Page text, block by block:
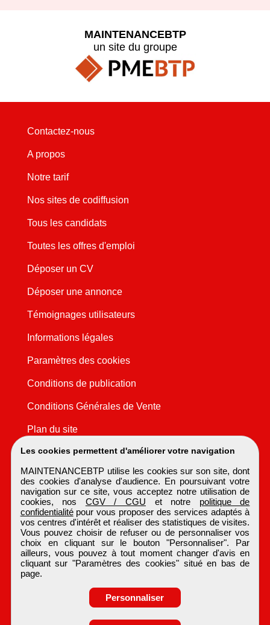
Les cookies permettent d'améliorer votre navigation
MAINTENANCEBTP utilise les cookies sur son site, dont
des cookies d'analyse d'audience. En poursuivant votre
navigation sur ce site, vous acceptez notre utilisation de
cookies, nos CGV / CGU et notre politique de
confidentialitépour vous proposer des services adaptés à
vos centres d'intérêt et réaliser des statistiques de visites.
Vous pouvez choisir de refuser ou de personnaliser vos
choix en cliquant sur le bouton "Personnaliser". Par
ailleurs, vous pouvez à tout moment changer d'avis en
cliquant sur "Paramètres des cookies" situé en bas de
page.
Personnaliser
MAINTENANCEBTP
un site du groupe
Contactez-nous
A propos
Notre tarif
Nos sites de codiffusion
Tous les candidats
Toutes les offres d'emploi
Déposer un CV
Déposer une annonce
Témoignages utilisateurs
Informations légales
Paramètres des cookies
Conditions de publication
Conditions Générales de Vente
Plan du site